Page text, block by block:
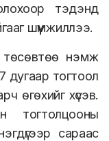
тэдэнд
шүүмжиллээ.
төсөвтөө нэмж
дугаар тогтоол
өгөхийг хүсэв.
тогтолцооны
сараас